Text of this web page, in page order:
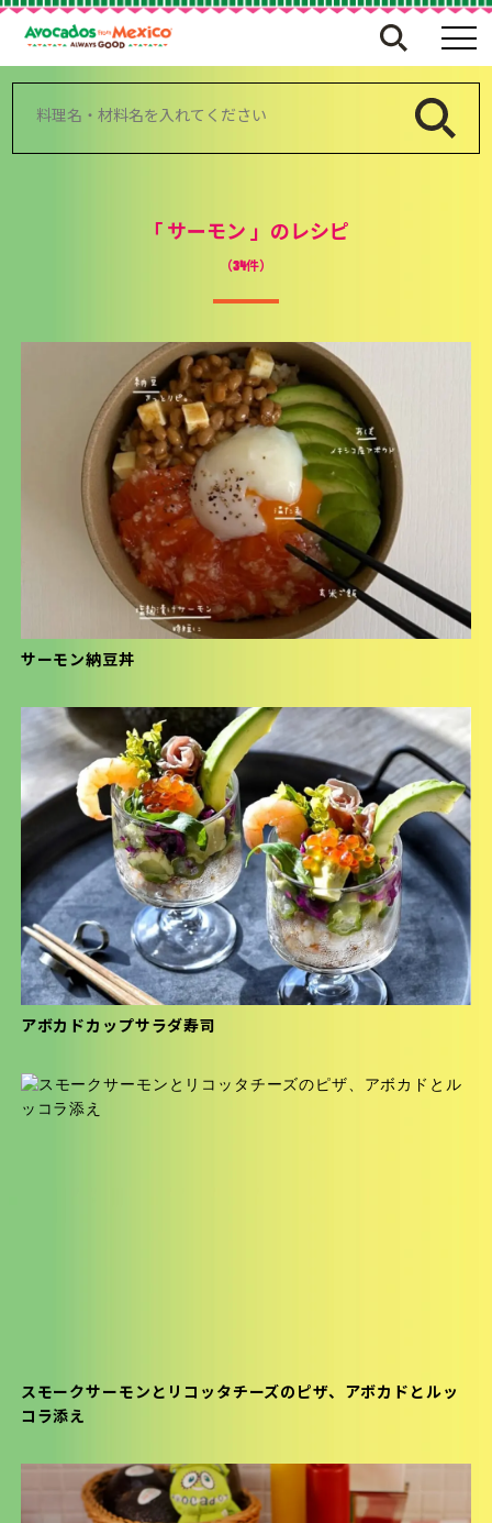
検
「 サーモン 」のレシピ
（34件）
サーモン納豆丼
アボカドカップサラダ寿司
スモークサーモンとリコッタチーズのピザ、アボカドとルッ
コラ添え